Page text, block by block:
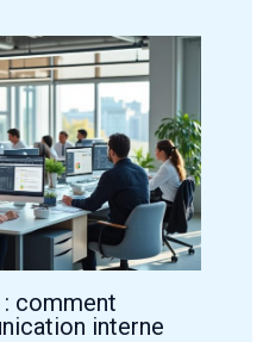
comment
interne